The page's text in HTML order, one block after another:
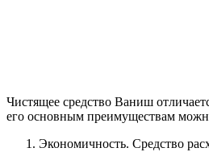
Чистящее средство Ваниш
его основным преимуществам
Экономичность. Средство